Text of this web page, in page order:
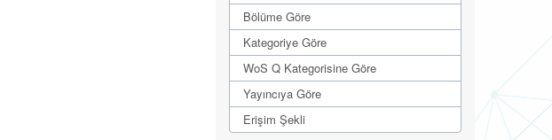
Bölüme Göre
Kategoriye Göre
WoS Q Kategorisine Göre
Yayıncıya Göre
Erişim Şekli